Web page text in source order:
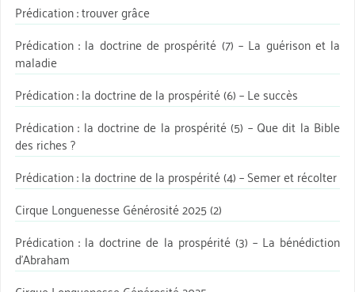
Prédication : trouver grâce
Prédication : la doctrine de prospérité (7) – La guérison et la
maladie
Prédication : la doctrine de la prospérité (6) – Le succès
Prédication : la doctrine de la prospérité (5) – Que dit la Bible
des riches ?
Prédication : la doctrine de la prospérité (4) – Semer et récolter
Cirque Longuenesse Générosité 2025 (2)
Prédication : la doctrine de la prospérité (3) – La bénédiction
d’Abraham